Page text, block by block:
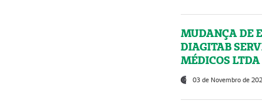
MUDANÇA DE
DIAGITAB
MÉDICOS
03 de Novembro de